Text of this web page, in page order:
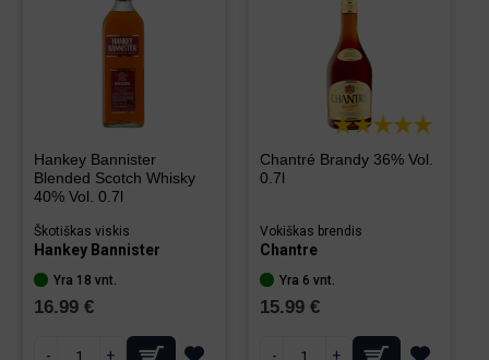
Hankey Bannister
Blended Scotch Whisky
40% Vol. 0.7l
Škotiškas viskis
Hankey Bannister
Yra 18 vnt.
16.99 €
- +
Chantré Brandy 36% Vol.
0.7l
Vokiškas brendis
Chantre
Yra 6 vnt.
15.99 €
- +